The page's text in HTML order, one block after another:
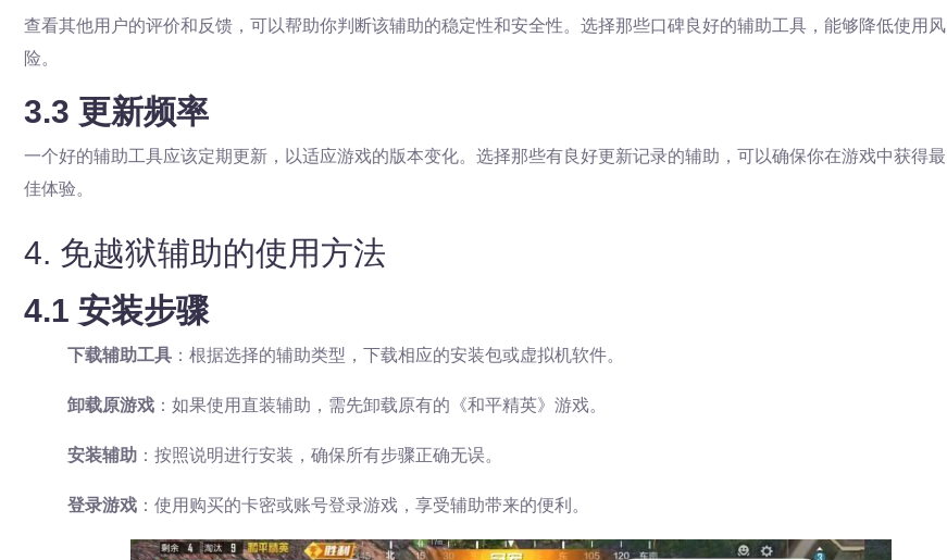
查看其他用户的评价和反馈，可以帮助你判断该辅助的稳定性和安全性。选择那些口碑良好的辅助工具，能够降低使用风
险。
3.3 更新频率
一个好的辅助工具应该定期更新，以适应游戏的版本变化。选择那些有良好更新记录的辅助，可以确保你在游戏中获得最
佳体验。
4. 免越狱辅助的使用方法
4.1 安装步骤
下载辅助工具 ：根据选择的辅助类型，下载相应的安装包或虚拟机软件。
卸载原游戏 ：如果使用直装辅助，需先卸载原有的《和平精英》游戏。
安装辅助 ：按照说明进行安装，确保所有步骤正确无误。
登录游戏 ：使用购买的卡密或账号登录游戏，享受辅助带来的便利。